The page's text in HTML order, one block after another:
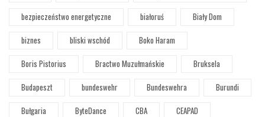
bezpieczeństwo energetyczne
białoruś
Biały Dom
biznes
bliski wschód
Boko Haram
Boris Pistorius
Bractwo Muzułmańskie
Bruksela
Budapeszt
bundeswehr Bundeswehra
Burundi
Bułgaria
ByteDance CBA
CEAPAD